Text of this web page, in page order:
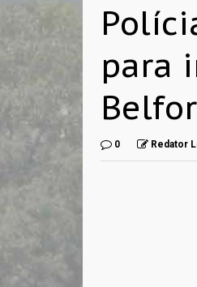
para
0 Redator